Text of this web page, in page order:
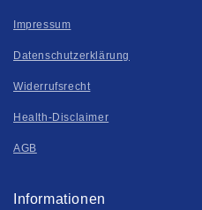
Impressum
Datenschutzerklärung
Widerrufsrecht
Health-Disclaimer
AGB
Informationen